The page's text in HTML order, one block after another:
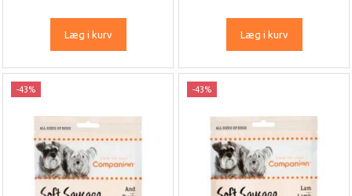
Læg i kurv Læg i kurv
-43% -43%